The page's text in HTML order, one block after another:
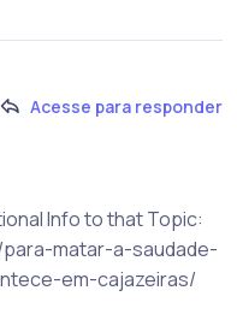
Acesse para responder
Info to that Topic:
matar-a-saudade-
em-cajazeiras/